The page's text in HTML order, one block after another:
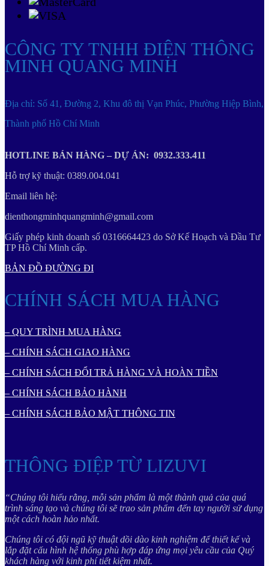
CÔNG TY TNHH ĐIỆN THÔNG
MINH QUANG MINH
Địa chỉ: Số 41, Đường 2, Khu đô thị Vạn Phúc, Phường Hiệp Bình,
Thành phố Hồ Chí Minh
HOTLINE BÁN HÀNG – DỰ ÁN: 0932.333.411
Hỗ trợ kỹ thuật: 0389.004.041
Email liên hệ:
dienthongminhquangminh@gmail.com
Giấy phép kinh doanh số 0316664423 do Sở Kế Hoạch và Đầu Tư
TP Hồ Chí Minh cấp.
BẢN ĐỒ ĐƯỜNG ĐI
CHÍNH SÁCH MUA HÀNG
– QUY TRÌNH MUA HÀNG
– CHÍNH SÁCH GIAO HÀNG
– CHÍNH SÁCH ĐỔI TRẢ HÀNG VÀ HOÀN TIỀN
– CHÍNH SÁCH BẢO HÀNH
– CHÍNH SÁCH BẢO MẬT THÔNG TIN
THÔNG ĐIỆP TỪ LIZUVI
“Chúng tôi hiểu rằng, mỗi sản phẩm là một thành quả của quá
trình sáng tạo và chúng tôi sẽ trao sản phẩm đến tay người sử dụng
một cách hoàn hảo nhất.
Chúng tôi có đội ngũ kỹ thuật dồi dào kinh nghiệm để thiết kế và
lắp đặt cấu hình hệ thống phù hợp đáp ứng mọi yêu cầu của Quý
khách hàng với kinh phí tiết kiệm nhất.